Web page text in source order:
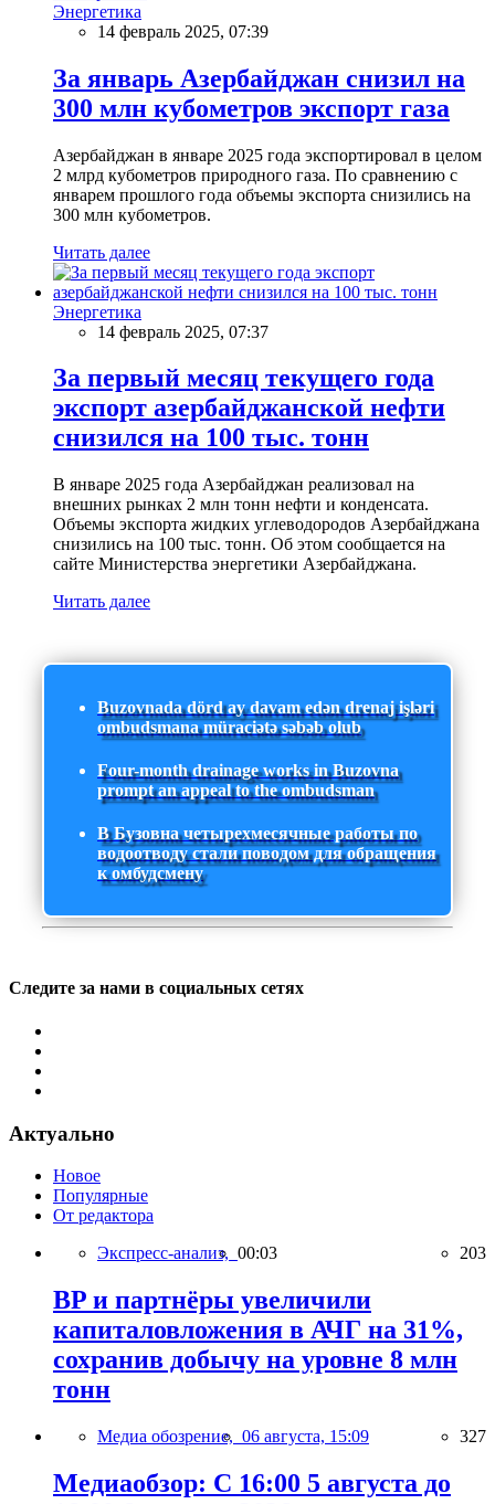
Энергетика
14 февраль 2025, 07:39
За январь Азербайджан снизил на
300 млн кубометров экспорт газа
Азербайджан в январе 2025 года экспортировал в целом
2 млрд кубометров природного газа. По сравнению с
январем прошлого года объемы экспорта снизились на
300 млн кубометров.
Читать далее
Энергетика
14 февраль 2025, 07:37
За первый месяц текущего года
экспорт азербайджанской нефти
снизился на 100 тыс. тонн
В январе 2025 года Азербайджан реализовал на
внешних рынках 2 млн тонн нефти и конденсата.
Объемы экспорта жидких углеводородов Азербайджана
снизились на 100 тыс. тонн. Об этом сообщается на
сайте Министерства энергетики Азербайджана.
Читать далее
Buzovnada dörd ay davam edən drenaj işləri
ombudsmana müraciətə səbəb olub
Four-month drainage works in Buzovna
prompt an appeal to the ombudsman
В Бузовна четырехмесячные работы по
водоотводу стали поводом для обращения
к омбудсмену
Следите за нами в социальных сетях
Актуально
Новое
Популярные
От редактора
Экспресс-анализ, 00:03 203
BP и партнёры увеличили
капиталовложения в АЧГ на 31%,
сохранив добычу на уровне 8 млн
тонн
Медиа обозрение, 06 августа, 15:09 327
Медиаобзор: С 16:00 5 августа до